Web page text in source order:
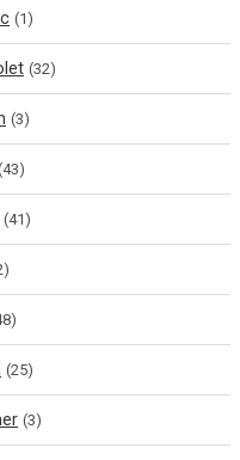
(1)
(32)
(3)
(41)
(25)
(3)